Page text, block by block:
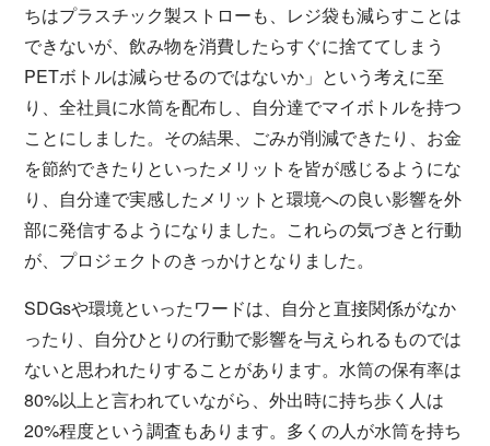
ちはプラスチック製ストローも、レジ袋も減らすことは
できないが、飲み物を消費したらすぐに捨ててしまう
PETボトルは減らせるのではないか」という考えに至
り、全社員に水筒を配布し、自分達でマイボトルを持つ
ことにしました。その結果、ごみが削減できたり、お金
を節約できたりといったメリットを皆が感じるようにな
り、自分達で実感したメリットと環境への良い影響を外
部に発信するようになりました。これらの気づきと行動
が、プロジェクトのきっかけとなりました。
SDGsや環境といったワードは、自分と直接関係がなか
ったり、自分ひとりの行動で影響を与えられるものでは
ないと思われたりすることがあります。水筒の保有率は
80%以上と言われていながら、外出時に持ち歩く人は
20%程度という調査もあります。多くの人が水筒を持ち